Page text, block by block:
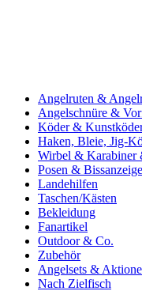
Angelruten &
Angelschnüre &
Köder &
Haken, Bleie, Jig-
Wirbel & Karabiner
Posen &
Landehilfen
Taschen/Kästen
Bekleidung
Fanartikel
Outdoor & Co.
Zubehör
Angelsets &
Nach Zielfisch